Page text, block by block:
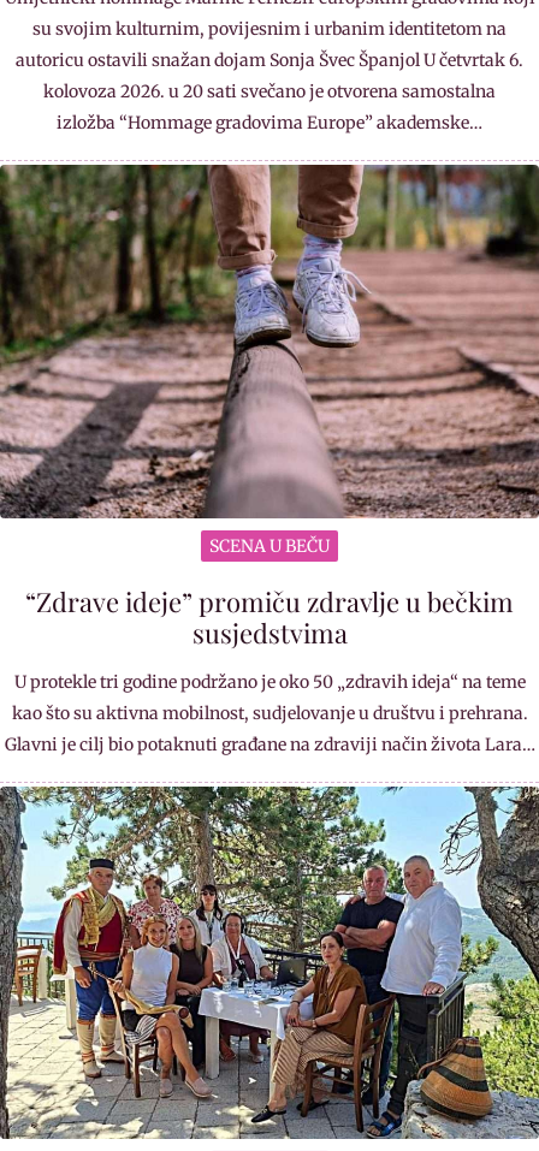
su svojim kulturnim, povijesnim i urbanim identitetom na
autoricu ostavili snažan dojam Sonja Švec Španjol U četvrtak 6.
kolovoza 2026. u 20 sati svečano je otvorena samostalna
izložba “Hommage gradovima Europe” akademske…
SCENA U BEČU
“Zdrave ideje” promiču zdravlje u bečkim
susjedstvima
U protekle tri godine podržano je oko 50 „zdravih ideja“ na teme
kao što su aktivna mobilnost, sudjelovanje u društvu i prehrana.
Glavni je cilj bio potaknuti građane na zdraviji način života Lara…